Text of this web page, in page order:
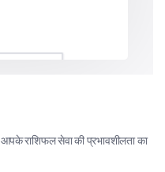
राशिफल सेवा की प्रभावशीलता का